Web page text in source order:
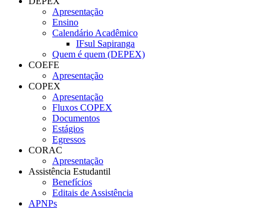
Apresentação
Ensino
Calendário Acadêmico
IFsul Sapiranga
Quem é quem (DEPEX)
COEFE
Apresentação
COPEX
Apresentação
Fluxos COPEX
Documentos
Estágios
Egressos
CORAC
Apresentação
Assistência Estudantil
Benefícios
Editais de Assistência
APNPs